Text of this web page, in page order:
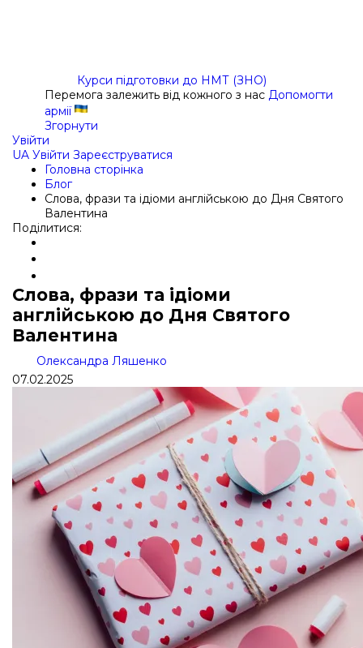
Курси підготовки до НМТ (ЗНО)
Перемога залежить від кожного з нас Допомогти
армії
Згорнути
Увійти
UA Увійти Зареєструватися
Головна сторінка
Блог
Слова, фрази та ідіоми англійською до Дня Святого
Валентина
Поділитися:
Слова, фрази та ідіоми
англійською до Дня Святого
Валентина
Олександра Ляшенко
07.02.2025